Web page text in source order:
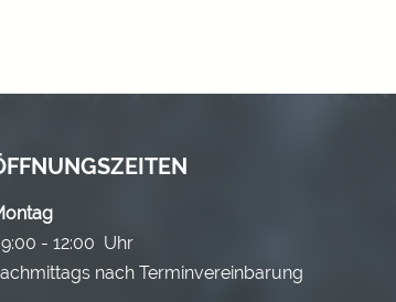
- 12:00 Uhr
nach Terminvereinbarung